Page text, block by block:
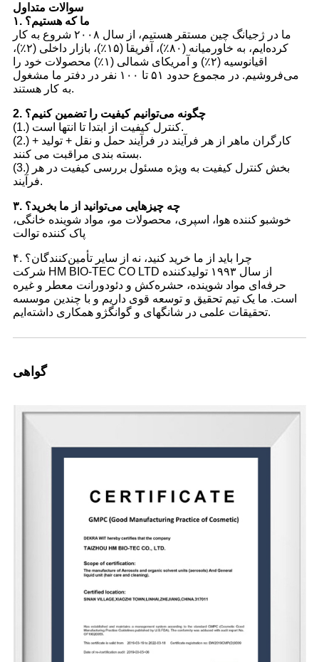
سوالات متداول
۱. ما که هستیم؟
ما در ژجیانگ چین مستقر هستیم، از سال ۲۰۰۸ شروع به کار
کرده‌ایم، به خاورمیانه (۸۰٪)، آفریقا (۱۵٪)، بازار داخلی (۲٪)،
اقیانوسیه (۲٪) و آمریکای شمالی (۱٪) محصولات خود را
می‌فروشیم. در مجموع حدود ۵۱ تا ۱۰۰ نفر در دفتر ما مشغول
به کار هستند.
2. چگونه می‌توانیم کیفیت را تضمین کنیم؟
(1.) کنترل کیفیت از ابتدا تا انتها است.
(2.) کارگران ماهر از هر فرآیند در فرآیند حمل و نقل + تولید +
بسته بندی مراقبت می کنند.
(3.) بخش کنترل کیفیت به ویژه مسئول بررسی کیفیت در هر
فرآیند.
۳. چه چیزهایی می‌توانید از ما بخرید؟
خوشبو کننده هوا، اسپری، محصولات مو، مواد شوینده خانگی،
پاک کننده توالت
۴. چرا باید از ما خرید کنید، نه از سایر تأمین‌کنندگان؟
شرکت HM BIO-TEC CO LTD از سال ۱۹۹۳ تولیدکننده
حرفه‌ای مواد شوینده، حشره‌کش و دئودورانت معطر و غیره
است. ما یک تیم تحقیق و توسعه قوی داریم و با چندین موسسه
تحقیقات علمی در شانگهای و گوانگژو همکاری داشته‌ایم.
گواهی